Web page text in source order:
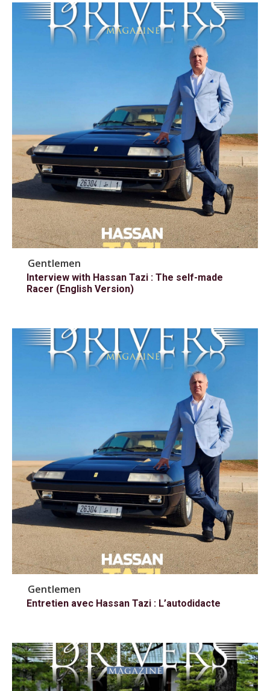
Gentlemen
Interview with Hassan Tazi : The self-made
Racer (English Version)
Gentlemen
Entretien avec Hassan Tazi : L’autodidacte